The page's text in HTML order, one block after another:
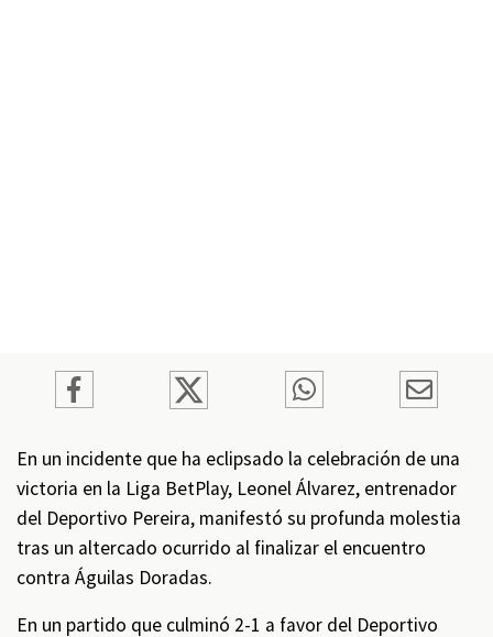
En un incidente que ha eclipsado la celebración de una
victoria en la Liga BetPlay, Leonel Álvarez, entrenador
del Deportivo Pereira, manifestó su profunda molestia
tras un altercado ocurrido al finalizar el encuentro
contra Águilas Doradas.
En un partido que culminó 2-1 a favor del Deportivo